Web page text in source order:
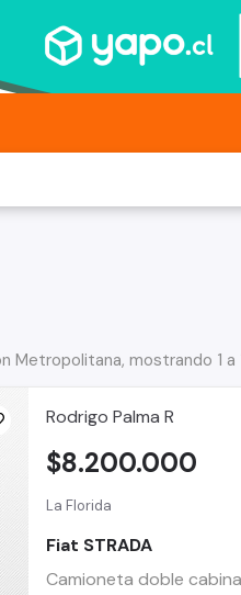
Metropolitana, mostrando 1 a
Rodrigo Palma R
La Florida
Fiat STRADA
Camioneta doble
$8.200.000